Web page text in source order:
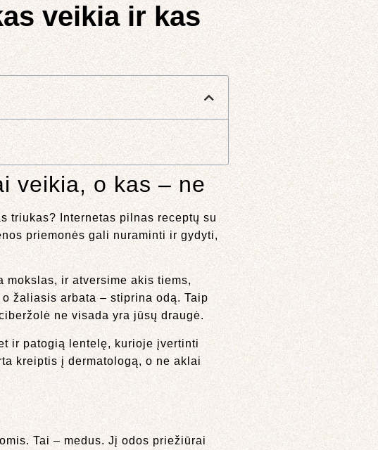
veikia ir kas
veikia, o kas – ne
triukas? Internetas pilnas receptų su
priemonės gali nuraminti ir gydyti,
ir atversime akis tiems,
žaliasis arbata – stiprina odą. Taip
ne visada yra jūsų draugė.
ir patogią lentelę, kurioje įvertinti
kreiptis į dermatologą, o ne aklai
Tai – medus. Jį odos priežiūrai